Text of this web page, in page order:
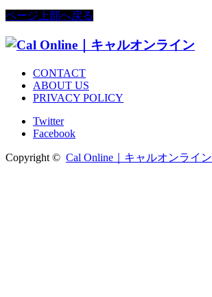
ページ上部へ戻る
CONTACT
ABOUT US
PRIVACY POLICY
Twitter
Facebook
Copyright © Cal Online｜キャルオンライン